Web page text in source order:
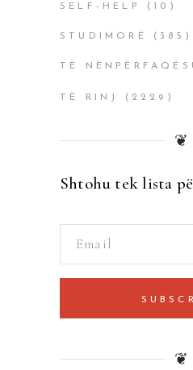
SELF-HELP (10)
STUDIMORË (385)
TË
TË RINJ (2229)
❦
Shtohu tek lista
❦